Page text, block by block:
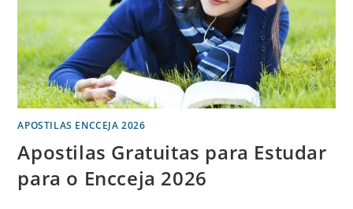
APOSTILAS ENCCEJA 2026
Apostilas Gratuitas para Estudar
para o Encceja 2026